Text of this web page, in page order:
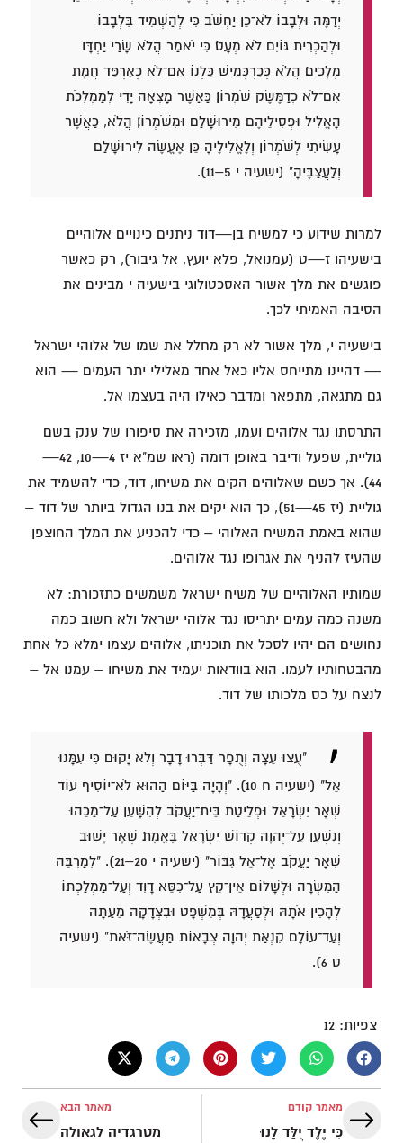
יְדַמֶּה וּלְבָבוֹ לֹא־כֵן יַחְשֹׁב כִּי לְהַשְׁמִיד בִּלְבָבוֹ
וּלְהַכְרִית גּוֹיִם לֹא מְעָט׃ כִּי יֹאמַר הֲלֹא שָׂרַי יַחְדָּו
מְלָכִים׃ הֲלֹא כְּכַרְכְּמִישׁ כַּלְנוֹ אִם־לֹא כְאַרְפַּד חֲמָת
אִם־לֹא כְדַמֶּשֶׂק שֹׁמְרוֹן׃ כַּאֲשֶׁר מָצְאָה יָדִי לְמַמְלְכֹת
הָאֱלִיל וּפְסִילֵיהֶם מִירוּשָׁלִַם וּמִשֹּׁמְרוֹן׃ הֲלֹא, כַּאֲשֶׁר
עָשִׂיתִי לְשֹׁמְרוֹן וְלֶאֱלִילֶיהָ כֵּן אֶעֱשֶׂה לִירוּשָׁלִַם
וְלַעֲצַבֶּיהָ" (ישעיה י 5–11).
למרות שידוע כי למשיח בן—דוד ניתנים כינויים אלוהיים
בישעיהו ז—ט (עמנואל, פלא יועץ, אל גיבור), רק כאשר
פוגשים את מלך אשור האסכטולוגי בישעיה י מבינים את
הסיבה האמיתי לכך.
בישעיה י, מלך אשור לא רק מחלל את שמו של אלוהי ישראל
— דהיינו מתייחס אליו כאל אחד מאלילי יתר העמים — הוא
גם מתגאה, מתפאר ומדבר כאילו היה בעצמו אל.
התרסתו נגד אלוהים ועמו, מזכירה את סיפורו של ענק בשם
גוליית, שפעל ודיבר באופן דומה (ראו שמ"א יז 4—10, 42—
44). אך כשם שאלוהים הקים את משיחו, דוד, כדי להשמיד את
גוליית (יז 45—51), כך הוא יקים את בנו הגדול ביותר של דוד –
שהוא באמת המשיח האלוהי – כדי להכניע את המלך החוצפן
שהעיז להניף את אגרופו נגד אלוהים.
שמותיו האלוהיים של משיח ישראל משמשים כתזכורת: לא
משנה כמה עמים יתריסו נגד אלוהי ישראל ולא חשוב כמה
נחושים הם יהיו לסכל את תוכניתו, אלוהים עצמו ימלא כל אחת
מהבטחותיו לעמו. הוא בוודאות יעמיד את משיחו – עמנו אל –
לנצח על כס מלכותו של דוד.
"עֻצוּ עֵצָה וְתֻפָר דַּבְּרוּ דָבָר וְלֹא יָקוּם כִּי עִמָּנוּ
אֵל" (ישעיה ח 10).
"וְהָיָה בַּיּוֹם הַהוּא לֹא־יוֹסִיף עוֹד
שְׁאָר יִשְׂרָאֵל וּפְלֵיטַת בֵּית־יַעֲקֹב לְהִשָּׁעֵן עַל־מַכֵּהוּ
וְנִשְׁעַן עַל־יְהוָה קְדוֹשׁ יִשְׂרָאֵל בֶּאֱמֶת׃ שְׁאָר יָשׁוּב
שְׁאָר יַעֲקֹב אֶל־אֵל גִּבּוֹר" (ישעיה י 20–21).
"לְמַרְבֵּה
הַמִּשְׂרָה וּלְשָׁלוֹם אֵין־קֵץ עַל־כִּסֵּא דָוִד וְעַל־מַמְלַכְתּוֹ
לְהָכִין אֹתָהּ וּלְסַעֲדָהּ בְּמִשְׁפָּט וּבִצְדָקָה מֵעַתָּה
וְעַד־עוֹלָם קִנְאַת יְהוָה צְבָאוֹת תַּעֲשֶׂה־זֹּאת" (ישעיה
ט 6).
צפיות: 12
מאמר קודם
כִּי יֶלֶד יֻלַּד לָנוּ
מאמר הבא
מטרגדיה לגאולה